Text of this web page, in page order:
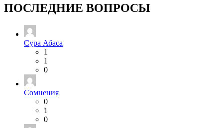
ПОСЛЕДНИЕ ВОПРОСЫ
Сура Абаса
1
1
0
Сомнения
0
1
0